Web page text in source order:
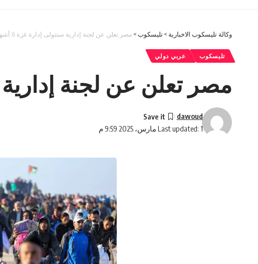
وكالة تليسكوب الاخبارية >تليسكوب> مصر تعلن عن لجنة إدارية ستتولى إدارة غزة 6 أشهر
تليسكوب عربي دولي
مصر تعلن عن لجنة إدارية
Last updated: 1 مارس، 2025 9:59 م
dawoud